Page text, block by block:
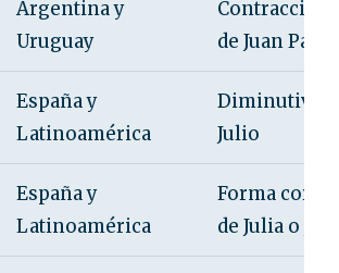
Argentina y
Uruguay
Contracción
de Juan Pablo
España y
Latinoamérica
Diminutivo
Julio
España y
Latinoamérica
Forma corta
de Julia o